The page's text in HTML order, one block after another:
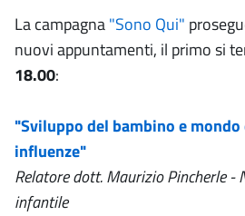
La campagna"Sono Qui"
nuovi appuntamenti, il primo si
18.00:
"Sviluppo del bambino e
influenze"
Relatore dott. Maurizio Pincherle -
infantile